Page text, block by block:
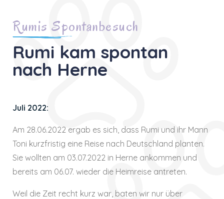
Rumis Spontanbesuch
Rumi kam spontan
nach Herne
Juli 2022:
Am 28.06.2022 ergab es sich, dass Rumi und ihr Mann
Toni kurzfristig eine Reise nach Deutschland planten.
Sie wollten am 03.07.2022 in Herne ankommen und
bereits am 06.07. wieder die Heimreise antreten.
Weil die Zeit recht kurz war, baten wir nur über